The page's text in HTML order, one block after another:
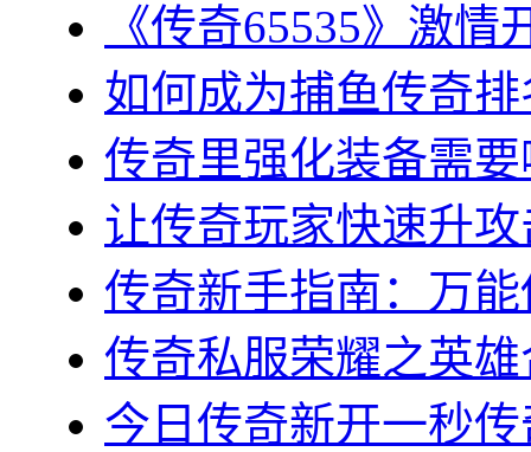
《传奇65535》激
如何成为捕鱼传奇
传奇里强化装备需
让传奇玩家快速升
传奇新手指南：万
传奇私服荣耀之英
今日传奇新开一秒